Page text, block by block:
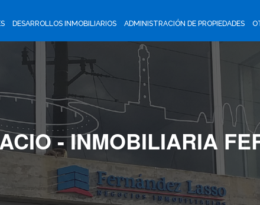
DESARROLLOS INMOBILIARIOS ADMINISTRACIÓN DE PROPIEDADES
- INMOBILIARIA